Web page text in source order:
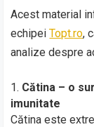
Acest material
echipeiTopt.ro,
analize despre
Cătina – o
imunitate
Cătina este